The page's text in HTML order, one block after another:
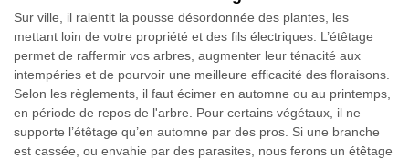
Sur ville, il ralentit la pousse désordonnée des plantes, les
mettant loin de votre propriété et des fils électriques. L’étêtage
permet de raffermir vos arbres, augmenter leur ténacité aux
intempéries et de pourvoir une meilleure efficacité des floraisons.
Selon les règlements, il faut écimer en automne ou au printemps,
en période de repos de l'arbre. Pour certains végétaux, il ne
supporte l’étêtage qu’en automne par des pros. Si une branche
est cassée, ou envahie par des parasites, nous ferons un étêtage